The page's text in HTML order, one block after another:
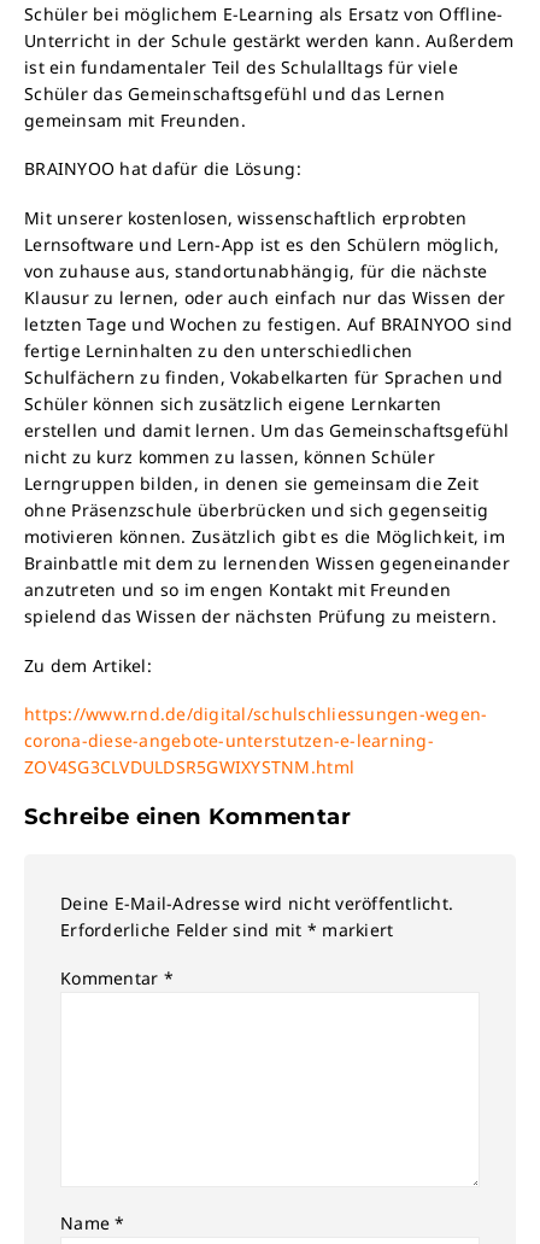
Schüler bei möglichem E-Learning als Ersatz von Offline-
Unterricht in der Schule gestärkt werden kann. Außerdem
ist ein fundamentaler Teil des Schulalltags für viele
Schüler das Gemeinschaftsgefühl und das Lernen
gemeinsam mit Freunden.
BRAINYOO hat dafür die Lösung:
Mit unserer kostenlosen, wissenschaftlich erprobten
Lernsoftware und Lern-App ist es den Schülern möglich,
von zuhause aus, standortunabhängig, für die nächste
Klausur zu lernen, oder auch einfach nur das Wissen der
letzten Tage und Wochen zu festigen. Auf BRAINYOO sind
fertige Lerninhalten zu den unterschiedlichen
Schulfächern zu finden, Vokabelkarten für Sprachen und
Schüler können sich zusätzlich eigene Lernkarten
erstellen und damit lernen. Um das Gemeinschaftsgefühl
nicht zu kurz kommen zu lassen, können Schüler
Lerngruppen bilden, in denen sie gemeinsam die Zeit
ohne Präsenzschule überbrücken und sich gegenseitig
motivieren können. Zusätzlich gibt es die Möglichkeit, im
Brainbattle mit dem zu lernenden Wissen gegeneinander
anzutreten und so im engen Kontakt mit Freunden
spielend das Wissen der nächsten Prüfung zu meistern.
Zu dem Artikel:
https://www.rnd.de/digital/schulschliessungen-wegen-
corona-diese-angebote-unterstutzen-e-learning-
ZOV4SG3CLVDULDSR5GWIXYSTNM.html
Schreibe einen Kommentar
Deine E-Mail-Adresse wird nicht veröffentlicht.
Erforderliche Felder sind mit * markiert
Kommentar *
Name*